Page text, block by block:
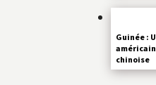
Guinée :
chinoise